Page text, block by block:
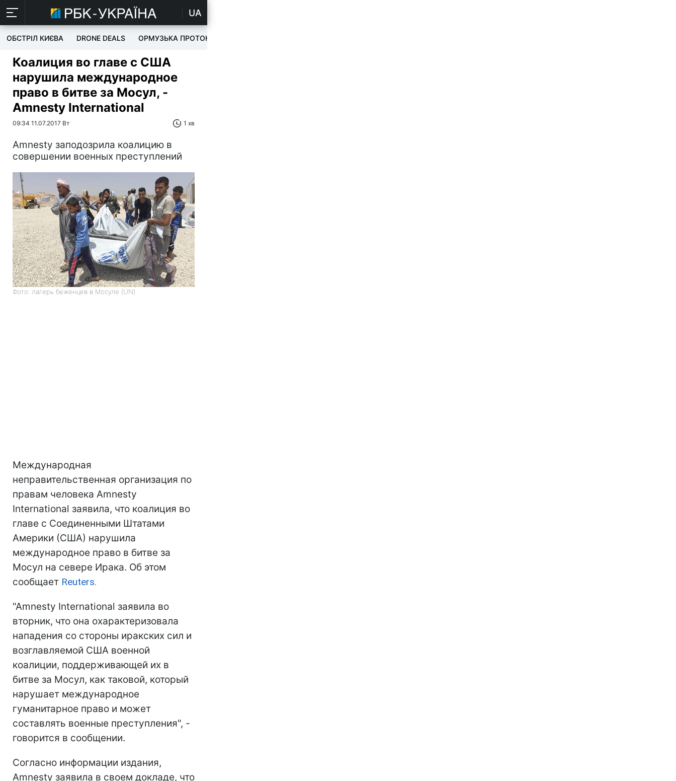
UA
ОБСТРІЛ КИЄВА DRONE DEALS ОРМУЗЬКА ПРОТОКА
Коалиция во главе с США
нарушила международное
право в битве за Мосул, -
Amnesty International
09:34 11.07.2017 Вт 1 хв
Amnesty заподозрила коалицию в
совершении военных преступлений
Фото: лагерь беженцев в Мосуле (UN)
Международная
неправительственная организация по
правам человека Amnesty
International заявила, что коалиция во
главе с Соединенными Штатами
Америки (США) нарушила
международное право в битве за
Мосул на севере Ирака. Об этом
сообщает Reuters.
"Amnesty International заявила во
вторник, что она охарактеризовала
нападения со стороны иракских сил и
возглавляемой США военной
коалиции, поддерживающей их в
битве за Мосул, как таковой, который
нарушает международное
гуманитарное право и может
составлять военные преступления", -
говорится в сообщении.
Согласно информации издания,
Amnesty заявила в своем докладе, что